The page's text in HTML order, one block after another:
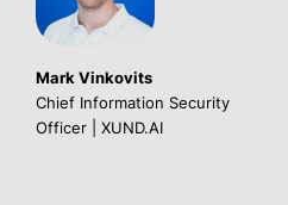
Mark Vinkovits
Chief Information Security
Officer | XUND.AI